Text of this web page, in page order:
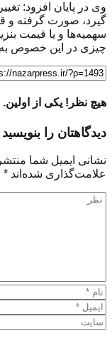
وی در پایان افزود:
گیرد، صورت گرفته و
سهمیه‌ها و یا قیمت
چیزی در این خصوص
هیچ نظر! یکی از اولین.
دیدگاهتان را بنویسید
نشانی ایمیل شما
علامت‌گذاری شده‌اند *